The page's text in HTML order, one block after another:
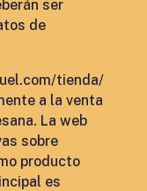
ser
de
tienda/
a la venta
La web
sobre
producto
es